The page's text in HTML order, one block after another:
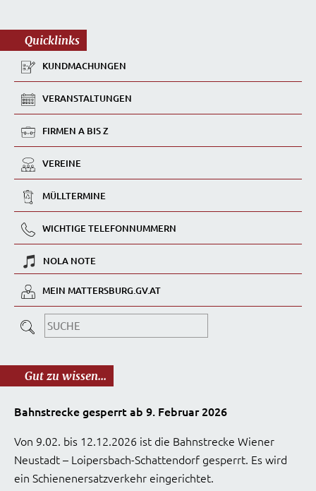
Quicklinks
KUNDMACHUNGEN
VERANSTALTUNGEN
FIRMEN A BIS Z
VEREINE
MÜLLTERMINE
WICHTIGE TELEFONNUMMERN
NOLA NOTE
MEIN MATTERSBURG.GV.AT
Gut zu wissen...
Bahnstrecke gesperrt ab 9. Februar 2026
Von 9.02. bis 12.12.2026 ist die Bahnstrecke Wiener
Neustadt – Loipersbach-Schattendorf gesperrt. Es wird
ein Schienenersatzverkehr eingerichtet.